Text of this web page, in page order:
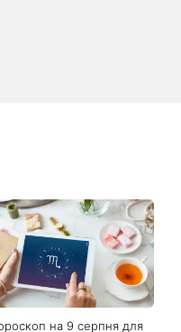
на 9 серпня для